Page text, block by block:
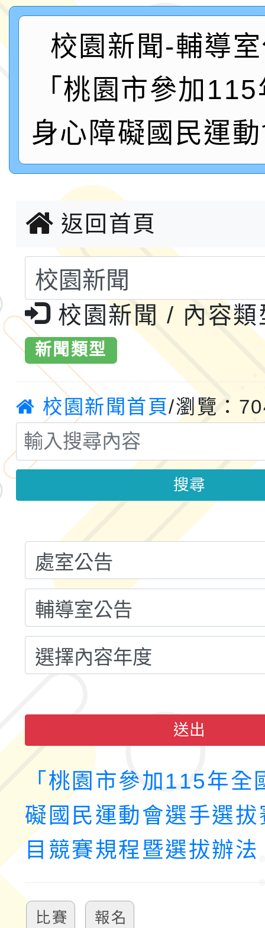
鐵人三項錦標賽
桃園市115學年度學生
「2026年『王牌愛／
運動系列徵選頒獎典禮
成果展」
2026城鎮韌性防空演習
桃園市大溪自造教育
年八月份教師研習
國立成功大學辦理「台
融平台-教案暨教學示
115學年度「學習扶助
計畫子計畫十一-2：國
小時認證研習計畫」
115年度「教育部表揚
義教育推展貢獻獎」實
轉知桃園市政府交通局
共運輸服務，鼓勵民眾
桃「我的減碳存摺2.0
案，詳如說明，請參閱
115年第二屆全國原住
2026年新北亞洲盃暨
鐵人三項錦標賽
桃園市115學年度學生
「2026年『王牌愛／
運動系列徵選頒獎典禮
成果展」
2026城鎮韌性防空演習
桃園市大溪自造教育及
年八月份教師研習
國立成功大學辦理「台
融平台-教案暨教學示
115學年度「學習扶助
計畫子計畫十一-2：國
小時認證研習計畫」
115年度「教育部表揚
義教育推展貢獻獎」實
校園新聞-輔導
「桃園市參加
身心障礙國民運
返回首頁
校園新聞 / 內容類
新聞類型
校園新聞首頁/瀏覽：
搜尋
送出
「桃園市參加115年全
礙國民運動會選手選
目競賽規程暨選拔辦法
比賽 報名